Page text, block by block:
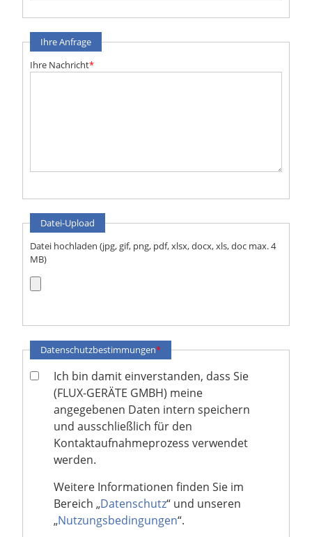
Ihre Anfrage
Ihre Nachricht*
Datei-Upload
Datei hochladen (jpg, gif, png, pdf, xlsx, docx, xls, doc max. 4
MB)
Datenschutzbestimmungen*
Ich bin damit einverstanden, dass Sie
(FLUX-GERÄTE GMBH) meine
angegebenen Daten intern speichern
und ausschließlich für den
Kontaktaufnahmeprozess verwendet
werden.
Weitere Informationen finden Sie im
Bereich „Datenschutz“ und unseren
„Nutzungsbedingungen“.